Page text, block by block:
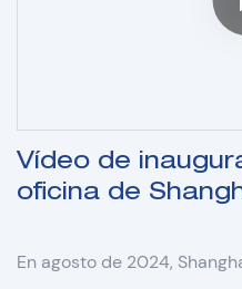
Vídeo de
oficina de
En agosto de 2024,